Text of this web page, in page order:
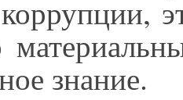
знание.